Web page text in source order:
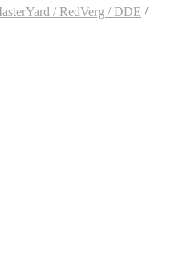
/ RedVerg / DDE /